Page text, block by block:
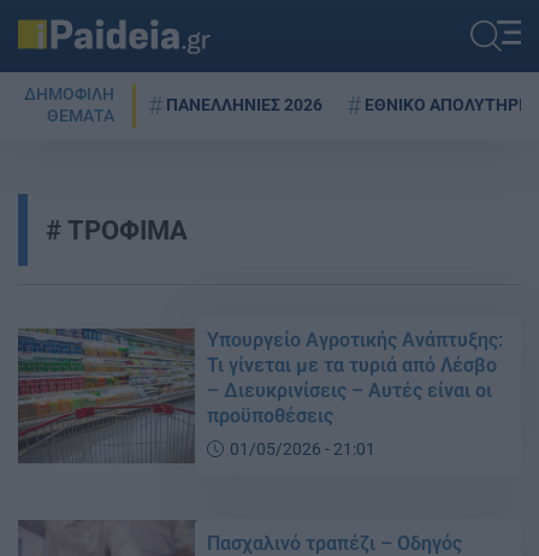
ΔΗΜΟΦΙΛΗ
ΘΕΜΑΤΑ
ΠΑΝΕΛΛΗΝΙΕΣ 2026 ΕΘΝΙΚΟ ΑΠΟΛΥΤΗΡΙΟ
ΤΡΟΦΙΜΑ
Υπουργείο Αγροτικής Ανάπτυξης:
Τι γίνεται με τα τυριά από Λέσβο
– Διευκρινίσεις – Αυτές είναι οι
προϋποθέσεις
01/05/2026 - 21:01
Πασχαλινό τραπέζι – Οδηγός